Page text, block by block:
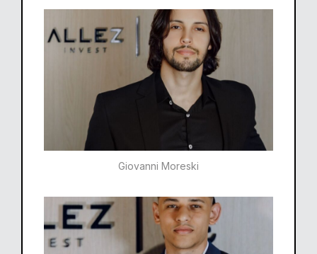
Giovanni Moreski